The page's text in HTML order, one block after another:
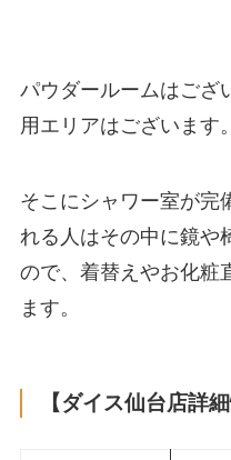
パウダールームはござ
用エリアはございます。
そこにシャワー室が完
れる人はその中に鏡や
ので、着替えやお化粧
ます。
【ダイス仙台店詳細